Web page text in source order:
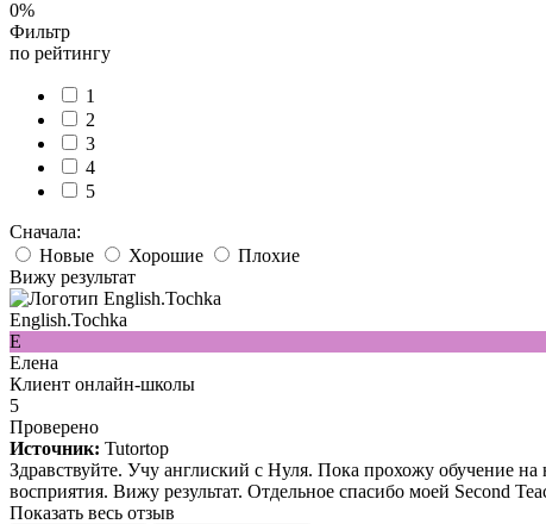
0%
Фильтр
по рейтингу
1
2
3
4
5
Сначала:
Новые
Хорошие
Плохие
Вижу результат
English.Tochka
Е
Елена
Клиент онлайн-школы
5
Проверено
Источник: Tutortop
Здравствуйте. Учу англиский с Нуля. Пока прохожу обучение
восприятия. Вижу результат. Отдельное спасибо моей Second
Показать весь отзыв